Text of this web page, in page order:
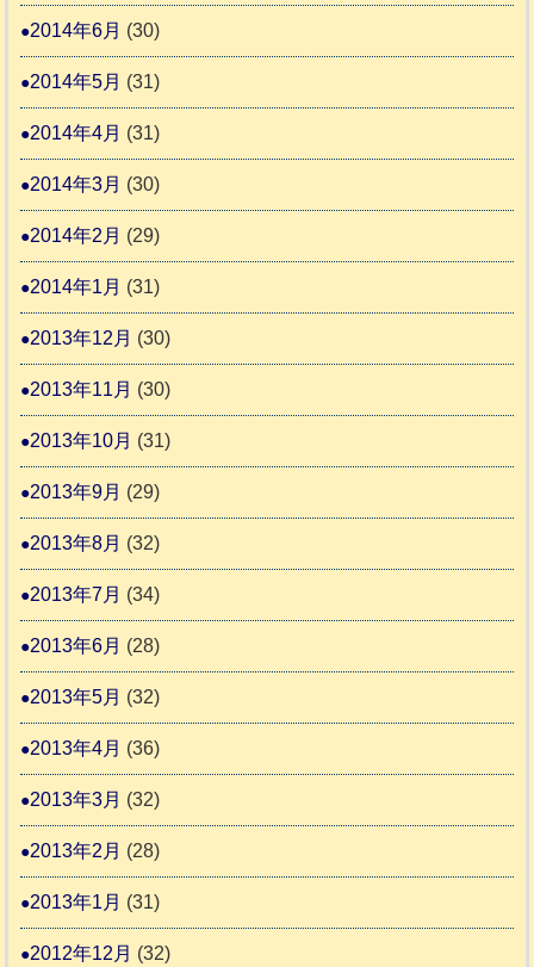
2014年6月 (30)
2014年5月 (31)
2014年4月 (31)
2014年3月 (30)
2014年2月 (29)
2014年1月 (31)
2013年12月 (30)
2013年11月 (30)
2013年10月 (31)
2013年9月 (29)
2013年8月 (32)
2013年7月 (34)
2013年6月 (28)
2013年5月 (32)
2013年4月 (36)
2013年3月 (32)
2013年2月 (28)
2013年1月 (31)
2012年12月 (32)